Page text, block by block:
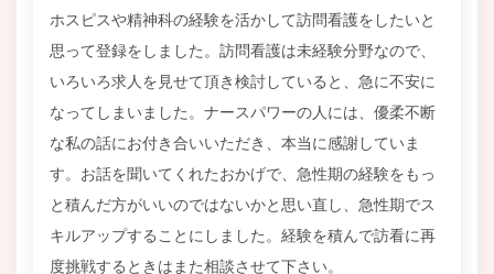
ホスピスや精神科の経験を活かして訪問看護をしたいと
思って登録をしました。訪問看護は未経験分野なので、
いろいろ求人を見せて頂き検討していると、急に不安に
なってしまいました。ナースパワーの人には、優柔不断
な私の話にお付き合いいただき、本当に感謝していま
す。お話を聞いてくれたおかげで、急性期の経験をもっ
と積んだ方がいいのではないかと思い直し、急性期でス
キルアップすることにしました。経験を積んで訪看に再
度挑戦するときはまた相談させて下さい。